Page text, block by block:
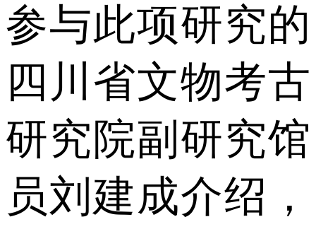
参与此项研究的
四川省文物考古
研究院副研究馆
员刘建成介绍，